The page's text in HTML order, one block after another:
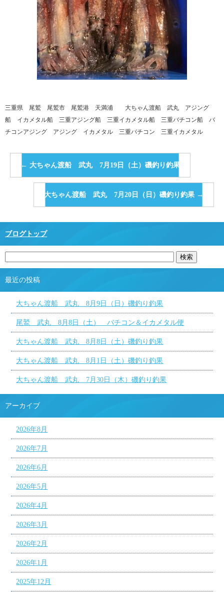
三重県 尾鷲 尾鷲市 尾鷲港 天満浦 大ちゃん渡船 武丸 アジング
船 イカメタル船 三重アジング船 三重イカメタル船 三重バチコン船 バ
チコンアジング アジング イカメタル 三重バチコン 三重イカメタル
← 大ちゃん渡船 武丸 7月19日（土）磯釣り釣果
大ちゃん渡船 武丸 7月20日（日）磯釣り釣果 →
ブログトップ
最近の投稿
大ちゃん渡船 武丸 8月9日（日）磯釣り釣果
尾鷲 武丸 8月8日（土） バチコン＆イカメタル便
大ちゃん渡船 武丸 8月8日（土）磯釣り釣果
大ちゃん渡船 武丸 8月1日（土）磯釣り釣果
大ちゃん渡船 武丸 7月30日（木）磯釣り釣果
アーカイブ
2026年8月
2026年7月
2026年6月
2026年5月
2026年4月
2026年3月
2026年2月
2026年1月
2025年12月